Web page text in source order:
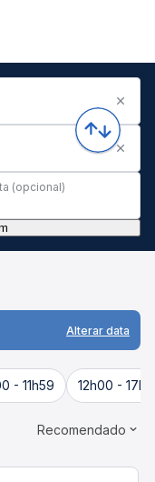
(opcional)
Alterar data
- 11h59 12h00 -
Recomendado